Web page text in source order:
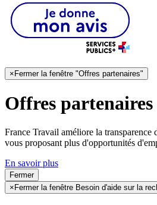
×Fermer la fenêtre "Offres partenaires"
Offres partenaires
France Travail améliore la transparence
vous proposant plus d'opportunités
En savoir plus
Fermer
× Fermer la fenêtre Besoin d'aide sur la